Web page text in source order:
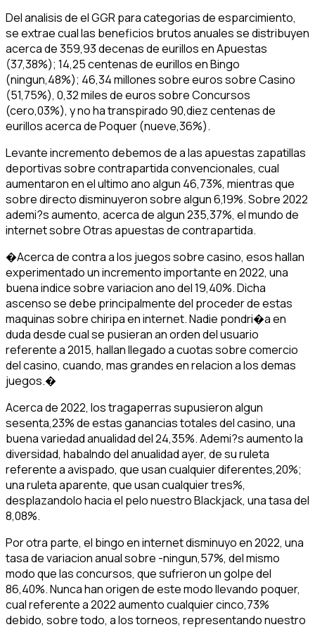
Del analisis de el GGR para categorias de esparcimiento,
se extrae cual las beneficios brutos anuales se distribuyen
acerca de 359,93 decenas de eurillos en Apuestas
(37,38%); 14,25 centenas de eurillos en Bingo
(ningun,48%); 46,34 millones sobre euros sobre Casino
(51,75%), 0,32 miles de euros sobre Concursos
(cero,03%), y no ha transpirado 90,diez centenas de
eurillos acerca de Poquer (nueve,36%).
Levante incremento debemos de a las apuestas zapatillas
deportivas sobre contrapartida convencionales, cual
aumentaron en el ultimo ano algun 46,73%, mientras que
sobre directo disminuyeron sobre algun 6,19%. Sobre 2022
ademi?s aumento, acerca de algun 235,37%, el mundo de
internet sobre Otras apuestas de contrapartida.
�Acerca de contra a los juegos sobre casino, esos hallan
experimentado un incremento importante en 2022, una
buena indice sobre variacion ano del 19,40%. Dicha
ascenso se debe principalmente del proceder de estas
maquinas sobre chiripa en internet. Nadie pondri�a en
duda desde cual se pusieran an orden del usuario
referente a 2015, hallan llegado a cuotas sobre comercio
del casino, cuando, mas grandes en relacion a los demas
juegos.�
Acerca de 2022, los tragaperras supusieron algun
sesenta,23% de estas ganancias totales del casino, una
buena variedad anualidad del 24,35%. Ademi?s aumento la
diversidad, habalndo del anualidad ayer, de su ruleta
referente a avispado, que usan cualquier diferentes,20%;
una ruleta aparente, que usan cualquier tres%,
desplazandolo hacia el pelo nuestro Blackjack, una tasa del
8,08%.
Por otra parte, el bingo en internet disminuyo en 2022, una
tasa de variacion anual sobre -ningun,57%, del mismo
modo que las concursos, que sufrieron un golpe del
86,40%. Nunca han origen de este modo llevando poquer,
cual referente a 2022 aumento cualquier cinco,73%
debido, sobre todo, a los torneos, representando nuestro